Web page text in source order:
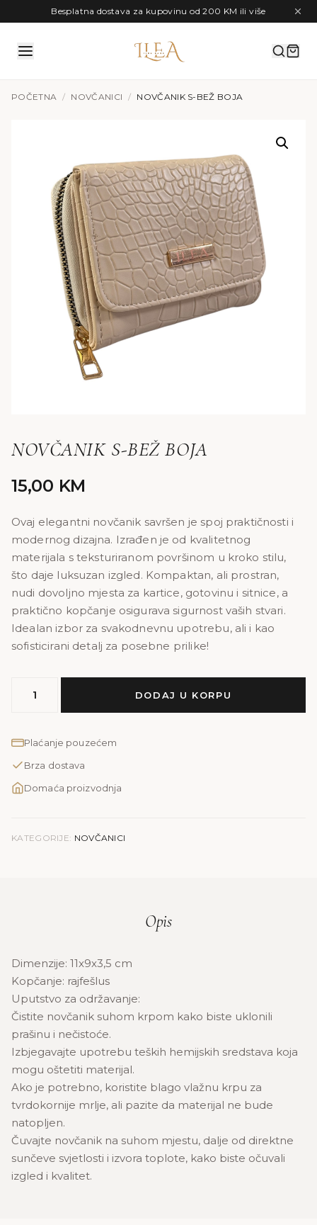
Preskoči na sadržajBesplatna dostava za kupovinu od 200 KM ili više
POČETNA / NOVČANICI / NOVČANIK S-BEŽ BOJA
NOVČANIK S-BEŽ BOJA
15,00 KM
Ovaj elegantni novčanik savršen je spoj praktičnosti i
modernog dizajna. Izrađen je od kvalitetnog
materijala s teksturiranom površinom u kroko stilu,
što daje luksuzan izgled. Kompaktan, ali prostran,
nudi dovoljno mjesta za kartice, gotovinu i sitnice, a
praktično kopčanje osigurava sigurnost vaših stvari.
Idealan izbor za svakodnevnu upotrebu, ali i kao
sofisticirani detalj za posebne prilike!
BOJA
DODAJ U KORPU
Plaćanje pouzećem
Brza dostava
Domaća proizvodnja
KATEGORIJE: NOVČANICI
Opis
Dimenzije: 11x9x3,5 cm
Kopčanje: rajfešlus
Uputstvo za održavanje:
Čistite novčanik suhom krpom kako biste uklonili
prašinu i nečistoće.
Izbjegavajte upotrebu teških hemijskih sredstava koja
mogu oštetiti materijal.
Ako je potrebno, koristite blago vlažnu krpu za
tvrdokornije mrlje, ali pazite da materijal ne bude
natopljen.
Čuvajte novčanik na suhom mjestu, dalje od direktne
sunčeve svjetlosti i izvora toplote, kako biste očuvali
izgled i kvalitet.